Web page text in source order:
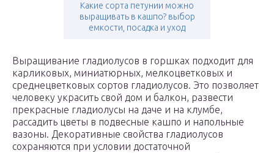
Какие сорта петунии можно
выращивать в кашпо? выбор
емкости, посадка и уход
Выращивание гладиолусов в горшках подходит для
карликовых, миниатюрных, мелкоцветковых и
среднецветковых сортов гладиолусов. Это позволяет
человеку украсить свой дом и балкон, развести
прекрасные гладиолусы на даче и на клумбе,
рассадить цветы в подвесные кашпо и напольные
вазоны. Декоративные свойства гладиолусов
сохраняются при условии достаточной